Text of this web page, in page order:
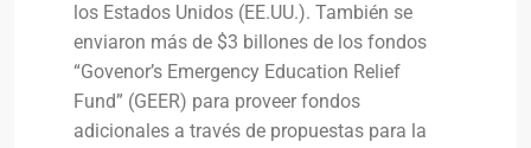
los Estados Unidos (EE.UU.). También se
enviaron más de $3 billones de los fondos
“Govenor’s Emergency Education Relief
Fund” (GEER) para proveer fondos
adicionales a través de propuestas para la